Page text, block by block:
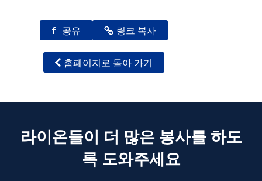
f 공유 링크 복사
홈페이지로 돌아 가기
라이온들이 더 많은 봉사를 하도
록 도와주세요